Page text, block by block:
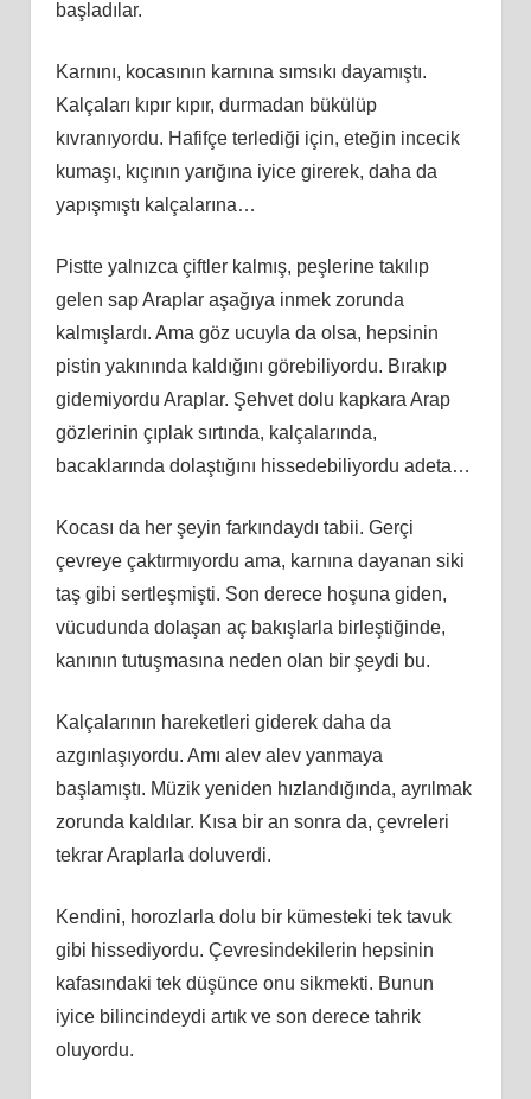
başladılar.
Karnını, kocasının karnına sımsıkı dayamıştı.
Kalçaları kıpır kıpır, durmadan bükülüp
kıvranıyordu. Hafifçe terlediği için, eteğin incecik
kumaşı, kıçının yarığına iyice girerek, daha da
yapışmıştı kalçalarına…
Pistte yalnızca çiftler kalmış, peşlerine takılıp
gelen sap Araplar aşağıya inmek zorunda
kalmışlardı. Ama göz ucuyla da olsa, hepsinin
pistin yakınında kaldığını görebiliyordu. Bırakıp
gidemiyordu Araplar. Şehvet dolu kapkara Arap
gözlerinin çıplak sırtında, kalçalarında,
bacaklarında dolaştığını hissedebiliyordu adeta…
Kocası da her şeyin farkındaydı tabii. Gerçi
çevreye çaktırmıyordu ama, karnına dayanan siki
taş gibi sertleşmişti. Son derece hoşuna giden,
vücudunda dolaşan aç bakışlarla birleştiğinde,
kanının tutuşmasına neden olan bir şeydi bu.
Kalçalarının hareketleri giderek daha da
azgınlaşıyordu. Amı alev alev yanmaya
başlamıştı. Müzik yeniden hızlandığında, ayrılmak
zorunda kaldılar. Kısa bir an sonra da, çevreleri
tekrar Araplarla doluverdi.
Kendini, horozlarla dolu bir kümesteki tek tavuk
gibi hissediyordu. Çevresindekilerin hepsinin
kafasındaki tek düşünce onu sikmekti. Bunun
iyice bilincindeydi artık ve son derece tahrik
oluyordu.